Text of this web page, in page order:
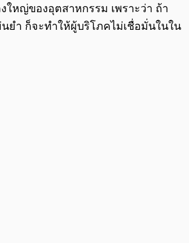
งใหญ่ของอุตสาหกรรม เพราะว่า ถ้า
ยำ ก็จะทำให้ผู้บริโภคไม่เชื่อมั่นในใน